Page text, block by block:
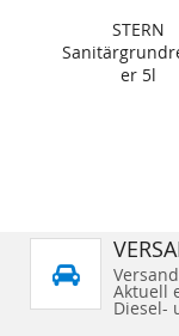
STERN
er 5l
Aktuell
Diesel-